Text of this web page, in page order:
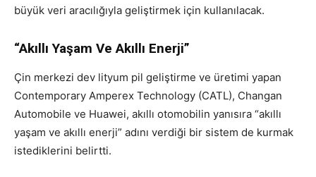
büyük veri aracılığıyla geliştirmek için kullanılacak.
“Akıllı Yaşam Ve Akıllı Enerji”
Çin merkezi dev lityum pil geliştirme ve üretimi yapan
Contemporary Amperex Technology (CATL), Changan
Automobile ve Huawei, akıllı otomobilin yanısıra “akıllı
yaşam ve akıllı enerji” adını verdiği bir sistem de kurmak
istediklerini belirtti.